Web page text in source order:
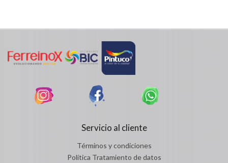
Servicio al cliente
Términos y condiciones
Política Tratamiento de datos